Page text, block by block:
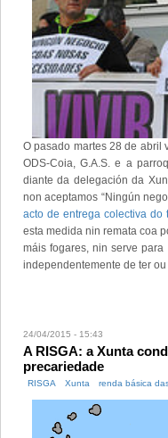
O pasado martes 28 de abril
ODS-Coia, G.A.S. e a
diante da delegación da
non aceptamos “Ningún
acto de entrega colectiva do
esta medida nin remata coa
máis fogares, nin serve
independentemente de ter
24/04/2015 - 15:43
A RISGA: a Xunta
precariedade
RISGA Xunta renda básica